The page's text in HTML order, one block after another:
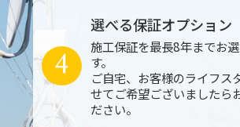
選べる保証オプション
施工保証を最長8年までお
す。
ご自宅、お客様のライフス
せてご希望ございましたら
ださい。
4